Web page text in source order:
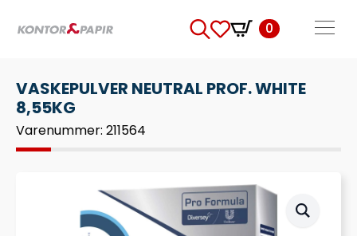
0
VASKEPULVER NEUTRAL PROF. WHITE
8,55KG
Varenummer: 211564